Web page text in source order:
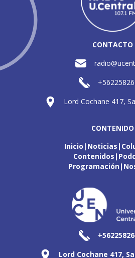
CONTACTO
Lord Cochane 417,
CONTENIDO
Inicio Noticias
Contenidos
Programación
Lord Cochane 417,